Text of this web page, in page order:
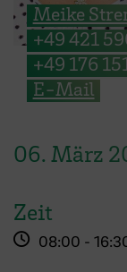
Meike
+49 421
+49 176
E-Mail
06. März
Zeit
08:00 -